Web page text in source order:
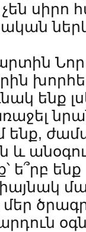
սիրո
ենք
ենք,
և
ե՞րբ